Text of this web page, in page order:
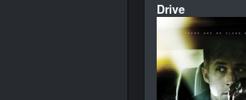
Drive